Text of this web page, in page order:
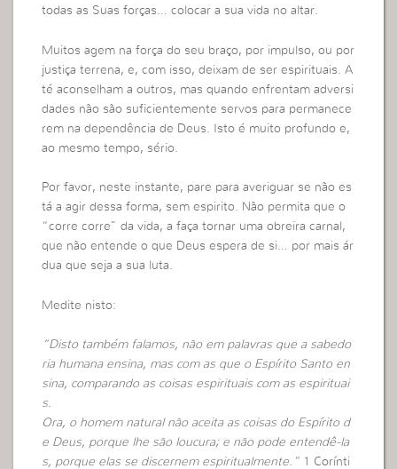
todas as Suas forças… colocar a sua vida no altar.
Muitos agem na força do seu braço, por impulso, ou por
justiça terrena, e, com isso, deixam de ser espirituais. A
té aconselham a outros, mas quando enfrentam adversi
dades não são suficientemente servos para permanece
rem na dependência de Deus. Isto é muito profundo e,
ao mesmo tempo, sério.
Por favor, neste instante, pare para averiguar se não es
tá a agir dessa forma, sem espirito. Não permita que o
“corre corre” da vida, a faça tornar uma obreira carnal,
que não entende o que Deus espera de si… por mais ár
dua que seja a sua luta.
Medite nisto:
“Disto também falamos, não em palavras que a sabedo
ria humana ensina, mas com as que o Espírito Santo en
sina, comparando as coisas espirituais com as espirituai
s.
Ora, o homem natural não aceita as coisas do Espírito d
e Deus, porque lhe são loucura; e não pode entendê-la
s, porque elas se discernem espiritualmente.” 1 Corínti